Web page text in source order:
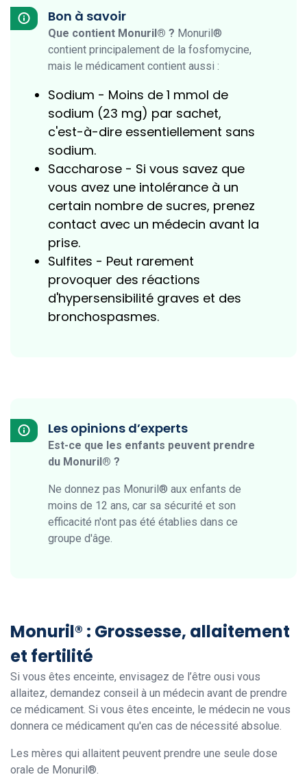
Bon à savoir
Que contient Monuril® ? Monuril®
contient principalement de la fosfomycine,
mais le médicament contient aussi :
Sodium - Moins de 1 mmol de
sodium (23 mg) par sachet,
c'est-à-dire essentiellement sans
sodium.
Saccharose - Si vous savez que
vous avez une intolérance à un
certain nombre de sucres, prenez
contact avec un médecin avant la
prise.
Sulfites - Peut rarement
provoquer des réactions
d'hypersensibilité graves et des
bronchospasmes.
Les opinions d’experts
Est-ce que les enfants peuvent prendre
du Monuril® ?
Ne donnez pas Monuril® aux enfants de
moins de 12 ans, car sa sécurité et son
efficacité n'ont pas été établies dans ce
groupe d'âge.
Monuril® : Grossesse, allaitement
et fertilité
Si vous êtes enceinte, envisagez de l’être ousi vous
allaitez, demandez conseil à un médecin avant de prendre
ce médicament. Si vous êtes enceinte, le médecin ne vous
donnera ce médicament qu'en cas de nécessité absolue.
Les mères qui allaitent peuvent prendre une seule dose
orale de Monuril®.